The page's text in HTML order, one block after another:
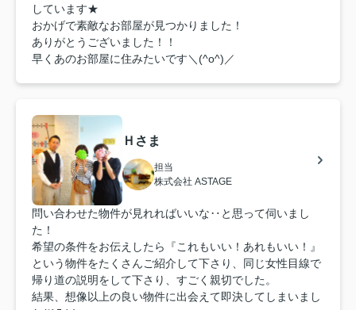
しています★
おかげで素敵なお部屋が見つかりました！
ありがとうございました！！
早くあのお部屋に住みたいです＼(^o^)／
Ｈさま
担当
株式会社 ASTAGE
問い合わせた物件が見れればいいな‥と思って伺いまし
た！
希望の条件をお伝えしたら『これもいい！あれもいい！』
という物件をたくさんご紹介して下さり、同じ女性目線で
帰り道の説明をして下さり、すごく親切でした。
結果、想像以上の良い物件に出会えて即決してしまいまし